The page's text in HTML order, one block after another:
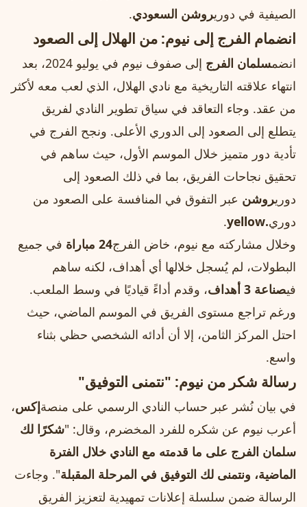
الصيفية في دوريروشن السعودي.
انضمام الفرج إلى نيوم: من الهلال إلى الصعود
انضمسلمان الفرج
إلى صفوف نيوم في يوليو 2024، بعد
انتهاء علاقته التاريخية مع نادي الهلال، الذي لعب معه لأكثر
من عقد. وجاء التعاقد في سياق تطوير النادي لفريق
يتطلع إلى الصعود إلى الدوري الأعلى. ونجح الفرج في
تأدية دور متميز خلال الموسم الأول، حيث ساهم في
تحقيق نجاحات الفريق، بما في ذلك الصعود إلى
دوريروشن عبر التفوق في المنافسة على الصعود من
دوري.yellow
.
وخلال مشاركته مع نيوم، خاض الفرج24 مباراة
في جميع
البطولات، لم يُسجل خلالها أي أهداف، لكنه ساهم
فيصناعة 3 أهداف
، وقدم أداءً قياديًا في وسط الملعب.
ورغم تراجع مستوى الفريق في الموسم الماضي، حيث
احتل المركز الثامن، إلا أن أدائه الشخصي حظي بثناء
واسع.
رسالة شكر من نيوم: "نتمنى التوفيق"
في بيان نُشر عبر حساب النادي الرسمي على منصةإكس،
أعرب نيوم عن شكره للفرد المخضرم، وقال: "شكرًا لك
سلمان الفرج على ما قدمته مع النادي خلال الفترة
الماضية، ونتمنى لك التوفيق في المرحلة المقبلة". وجاءت
الرسالة ضمن سلسلة إعلانات تمهيدية لتعزيز الفريق